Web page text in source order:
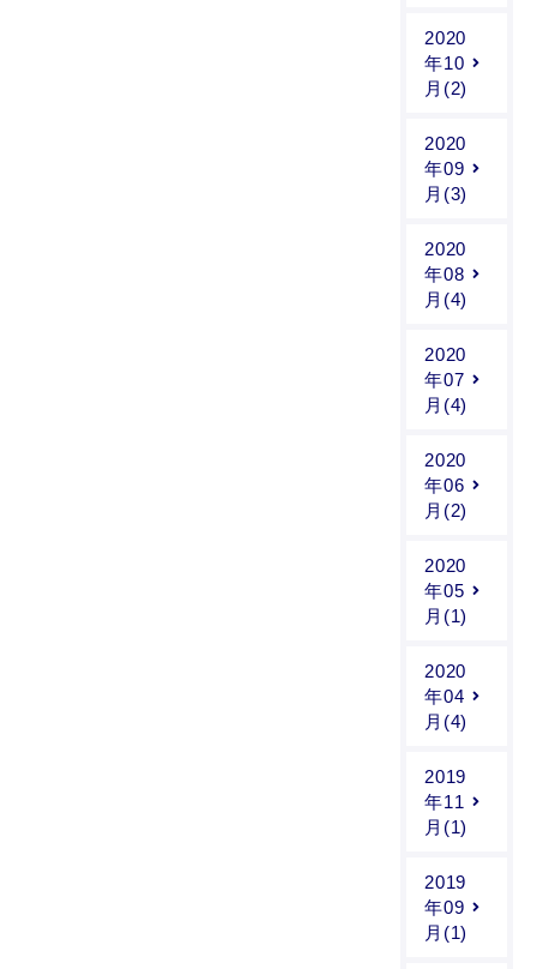
2020
年10
月(2)
2020
年09
月(3)
2020
年08
月(4)
2020
年07
月(4)
2020
年06
月(2)
2020
年05
月(1)
2020
年04
月(4)
2019
年11
月(1)
2019
年09
月(1)